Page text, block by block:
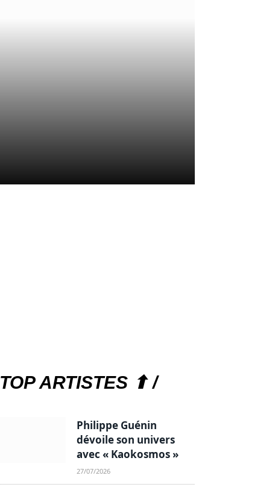
TOP ARTISTES ⬆ /
Philippe Guénin
dévoile son univers
avec « Kaokosmos »
27/07/2026